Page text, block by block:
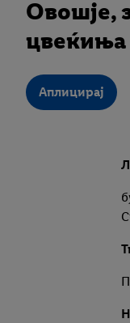
Овошје,
цвеќиња
Аплицирај